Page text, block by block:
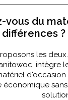
vous du
?
les
intègre
d'occasion
économique